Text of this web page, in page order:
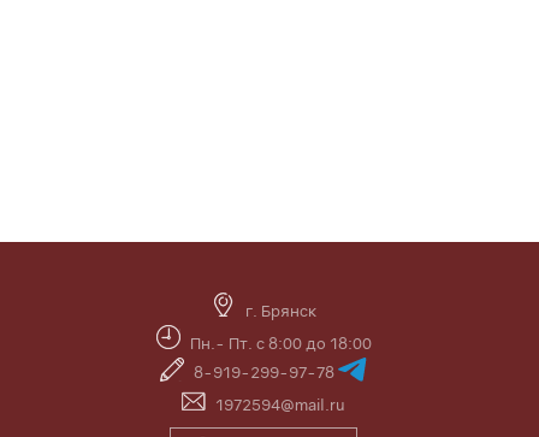
г. Брянск
Пн.- Пт. с 8:00 до 18:00
8-919-299-97-78
1972594@mail.ru